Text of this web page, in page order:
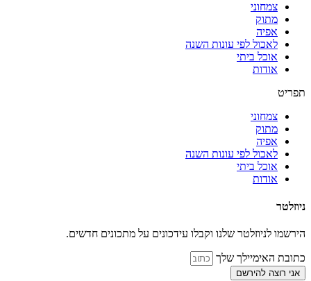
צמחוני
מתוק
אפיה
לאכול לפי עונות השנה
אוכל ביתי
אודות
תפריט
צמחוני
מתוק
אפיה
לאכול לפי עונות השנה
אוכל ביתי
אודות
ניוזלטר
הירשמו לניוזלטר שלנו וקבלו עידכונים על מתכונים חדשים.
כתובת האימיילך שלך
אני רוצה להירשם